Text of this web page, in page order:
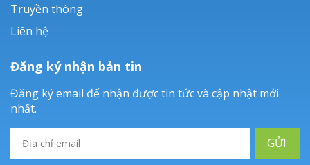
Truyền thông
Liên hệ
Đăng ký nhận bản tin
Đăng ký email để nhận được tin tức và cập nhật mới
nhất.
GỬI